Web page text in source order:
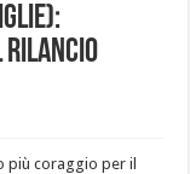
rilancio
più coraggio per il